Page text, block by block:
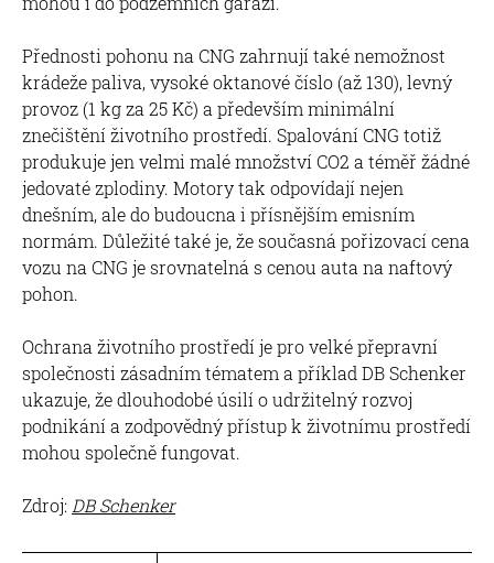
Přednosti pohonu na CNG zahrnují také nemožnost
krádeže paliva, vysoké oktanové číslo (až 130), levný
provoz (1 kg za 25 Kč) a především minimální
znečištění životního prostředí. Spalování CNG totiž
produkuje jen velmi malé množství CO2 a téměř žádné
jedovaté zplodiny. Motory tak odpovídají nejen
dnešním, ale do budoucna i přísnějším emisním
normám. Důležité také je, že současná pořizovací cena
vozu na CNG je srovnatelná s cenou auta na naftový
pohon.
Ochrana životního prostředí je pro velké přepravní
společnosti zásadním tématem a příklad DB Schenker
ukazuje, že dlouhodobé úsilí o udržitelný rozvoj
podnikání a zodpovědný přístup k životnímu prostředí
mohou společně fungovat.
Zdroj: DB Schenker